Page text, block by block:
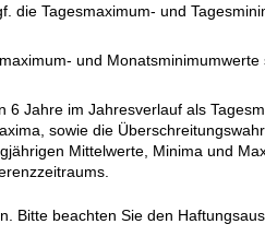
die Tagesmaximum- und
und Monatsminimumwerte
6 Jahre im Jahresverlauf als
sowie die
Mittelwerte, Minima und
Bitte beachten Sie den